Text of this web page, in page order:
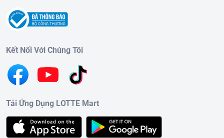
Kết Nối Với Chúng Tôi
Tải Ứng Dụng LOTTE Mart